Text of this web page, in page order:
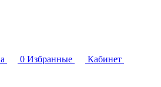
0 Избранные
Кабинет